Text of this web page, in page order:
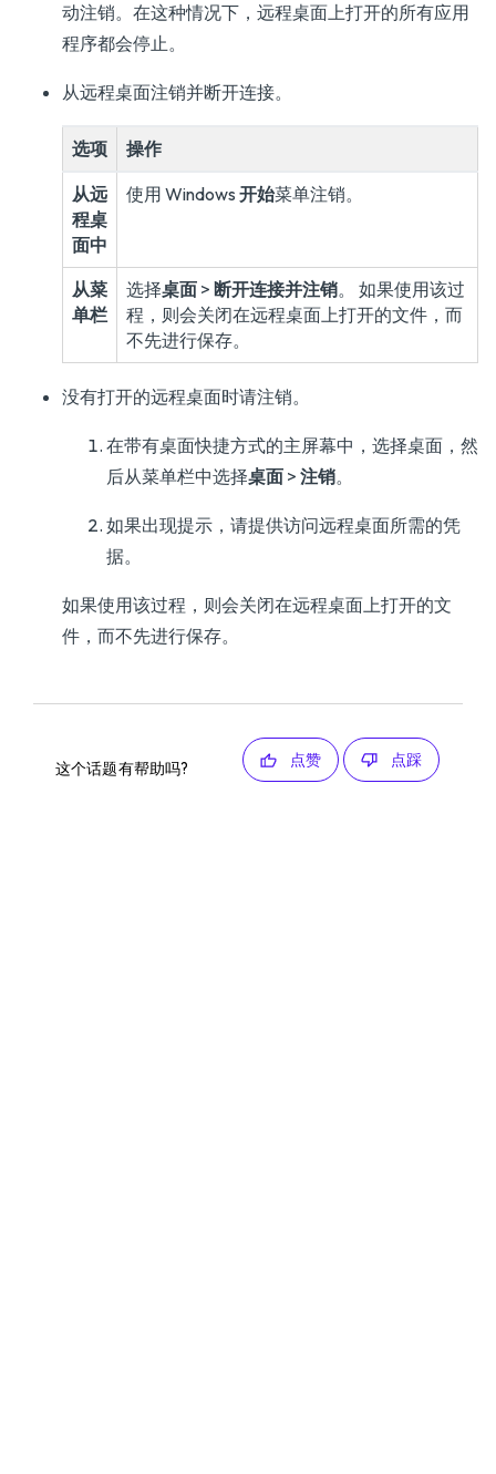
动注销。在这种情况下，远程桌面上打开的所有应用
程序都会停止。
从远程桌面注销并断开连接。
选项 操作
从远
程桌
面中
使用 Windows 开始菜单注销。
从菜
单栏
选择桌面 > 断开连接并注销。 如果使用该过
程，则会关闭在远程桌面上打开的文件，而
不先进行保存。
没有打开的远程桌面时请注销。
在带有桌面快捷方式的主屏幕中，选择桌面，然
后从菜单栏中选择桌面 > 注销。
如果出现提示，请提供访问远程桌面所需的凭
据。
如果使用该过程，则会关闭在远程桌面上打开的文
件，而不先进行保存。
这个话题有帮助吗? 点赞 点踩